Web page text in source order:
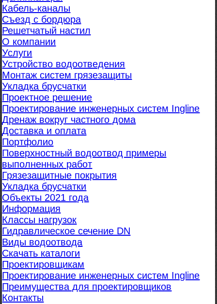
Кабель-каналы
Съезд с бордюра
Решетчатый настил
О компании
Услуги
Устройство водоотведения
Монтаж систем грязезащиты
Укладка брусчатки
Проектное решение
Проектирование инженерных систем Ingline
Дренаж вокруг частного дома
Доставка и оплата
Портфолио
Поверхностный водоотвод примеры
выполненных работ
Грязезащитные покрытия
Укладка брусчатки
Объекты 2021 года
Информация
Классы нагрузок
Гидравлическое сечение DN
Виды водоотвода
Скачать каталоги
Проектировщикам
Проектирование инженерных систем Ingline
Преимущества для проектировщиков
Контакты